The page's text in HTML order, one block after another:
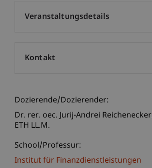
Dozierende/Dozierender:
Dr. rer. oec. Jurij-Andrei Reichenecker
ETH LL.M.
School/Professur:
Institut für Finanzdienstleistungen
Veranstaltungsdetails
Kontakt